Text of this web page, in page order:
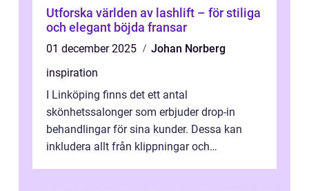
Utforska världen av lashlift – för stiliga
och elegant böjda fransar
01 december 2025
Johan Norberg
inspiration
I Linköping finns det ett antal
skönhetssalonger som erbjuder drop-in
behandlingar för sina kunder. Dessa kan
inkludera allt från klippningar och